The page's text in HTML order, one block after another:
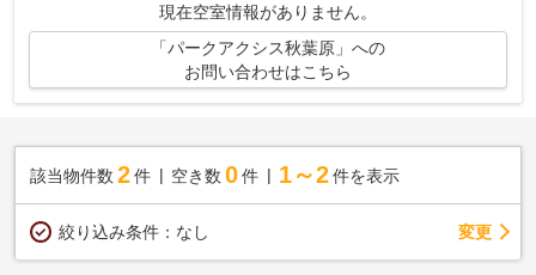
現在空室情報がありません。
「パークアクシス秋葉原」への
お問い合わせはこちら
該当物件数 2件 空き数 0 件 1～2 件を表示
絞り込み条件： なし 変更